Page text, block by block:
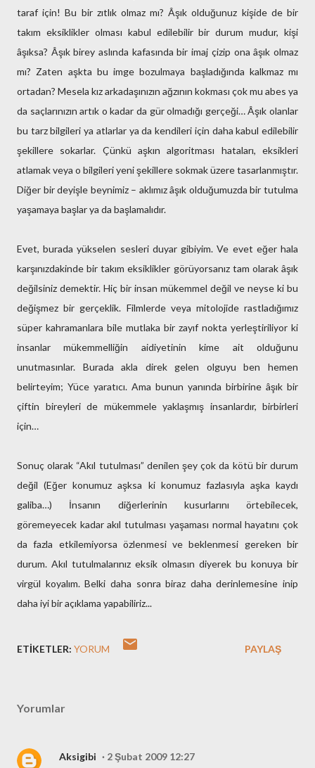
taraf için! Bu bir zıtlık olmaz mı? Âşık olduğunuz kişide de bir
takım eksiklikler olması kabul edilebilir bir durum mudur, kişi
âşıksa? Âşık birey aslında kafasında bir imaj çizip ona âşık olmaz
mı? Zaten aşkta bu imge bozulmaya başladığında kalkmaz mı
ortadan? Mesela kız arkadaşınızın ağzının kokması çok mu abes ya
da saçlarınızın artık o kadar da gür olmadığı gerçeği… Âşık olanlar
bu tarz bilgileri ya atlarlar ya da kendileri için daha kabul edilebilir
şekillere sokarlar. Çünkü aşkın algoritması hataları, eksikleri
atlamak veya o bilgileri yeni şekillere sokmak üzere tasarlanmıştır.
Diğer bir deyişle beynimiz – aklımız âşık olduğumuzda bir tutulma
yaşamaya başlar ya da başlamalıdır.
Evet, burada yükselen sesleri duyar gibiyim. Ve evet eğer hala
karşınızdakinde bir takım eksiklikler görüyorsanız tam olarak âşık
değilsiniz demektir. Hiç bir insan mükemmel değil ve neyse ki bu
değişmez bir gerçeklik. Filmlerde veya mitolojide rastladığımız
süper kahramanlara bile mutlaka bir zayıf nokta yerleştiriliyor ki
insanlar mükemmelliğin aidiyetinin kime ait olduğunu
unutmasınlar. Burada akla direk gelen olguyu ben hemen
belirteyim; Yüce yaratıcı. Ama bunun yanında birbirine âşık bir
çiftin bireyleri de mükemmele yaklaşmış insanlardır, birbirleri
için…
Sonuç olarak “Akıl tutulması” denilen şey çok da kötü bir durum
değil (Eğer konumuz aşksa ki konumuz fazlasıyla aşka kaydı
galiba…) İnsanın diğerlerinin kusurlarını örtebilecek,
göremeyecek kadar akıl tutulması yaşaması normal hayatını çok
da fazla etkilemiyorsa özlenmesi ve beklenmesi gereken bir
durum. Akıl tutulmalarınız eksik olmasın diyerek bu konuya bir
virgül koyalım. Belki daha sonra biraz daha derinlemesine inip
daha iyi bir açıklama yapabiliriz...
ETIKETLER: YORUM PAYLAŞ
Yorumlar
Aksigibi 2 Şubat 2009 12:27